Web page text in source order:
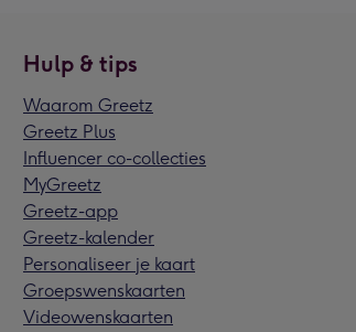
Hulp & tips
Waarom Greetz
Greetz Plus
Influencer co-collecties
MyGreetz
Greetz-app
Greetz-kalender
Personaliseer je kaart
Groepswenskaarten
Videowenskaarten